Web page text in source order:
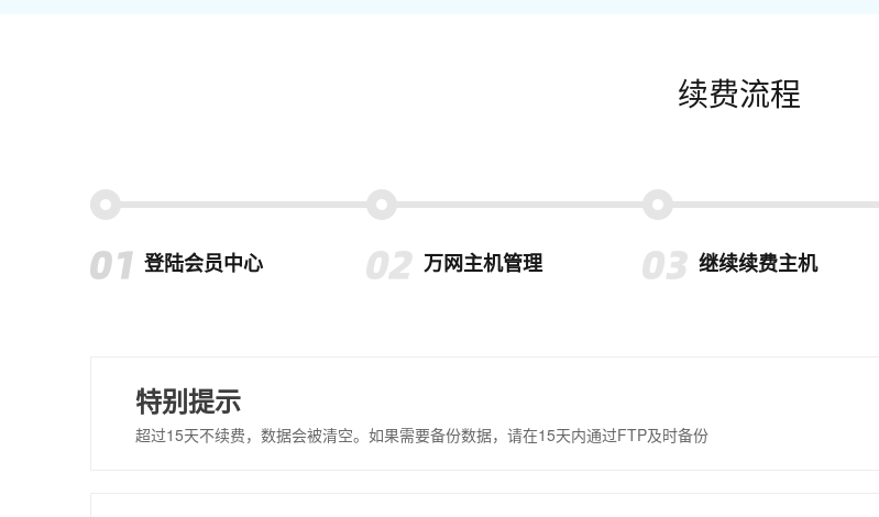
续费流程
登陆会员中心 万网主机管理 继续续费主机
特别提示
超过15天不续费，数据会被清空。如果需要备份数据，请在15天内通过FTP及时备份